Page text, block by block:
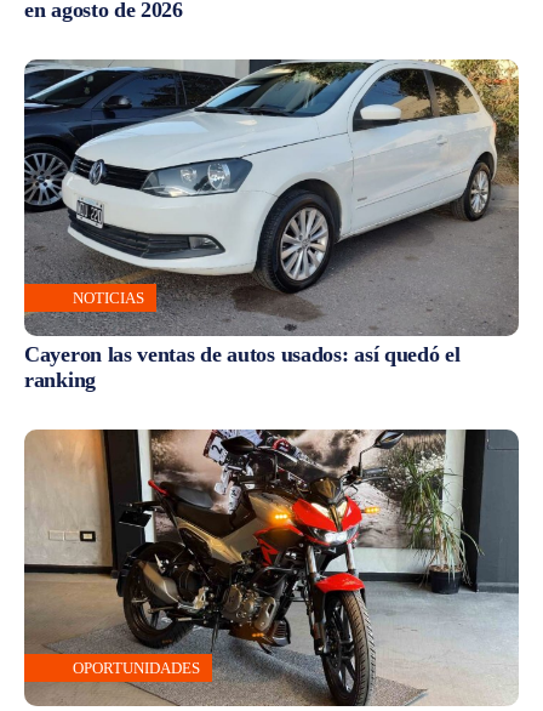
en agosto de 2026
NOTICIAS
Cayeron las ventas de autos usados: así quedó el
ranking
OPORTUNIDADES